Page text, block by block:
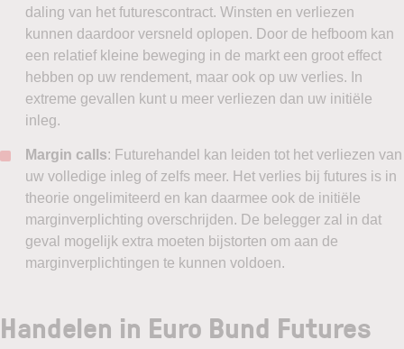
daling van het futurescontract. Winsten en verliezen
kunnen daardoor versneld oplopen. Door de hefboom kan
een relatief kleine beweging in de markt een groot effect
hebben op uw rendement, maar ook op uw verlies. In
extreme gevallen kunt u meer verliezen dan uw initiële
inleg.
Margin calls: Futurehandel kan leiden tot het verliezen van
uw volledige inleg of zelfs meer. Het verlies bij futures is in
theorie ongelimiteerd en kan daarmee ook de initiële
marginverplichting overschrijden. De belegger zal in dat
geval mogelijk extra moeten bijstorten om aan de
marginverplichtingen te kunnen voldoen.
Handelen in Euro Bund Futures